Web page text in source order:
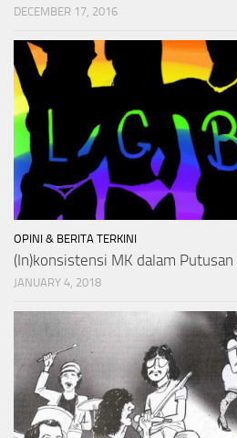
DECEMBER 17, 2016
OPINI & BERITA TERKINI
(In)konsistensi MK dalam Putusan
JANUARY 4, 2018